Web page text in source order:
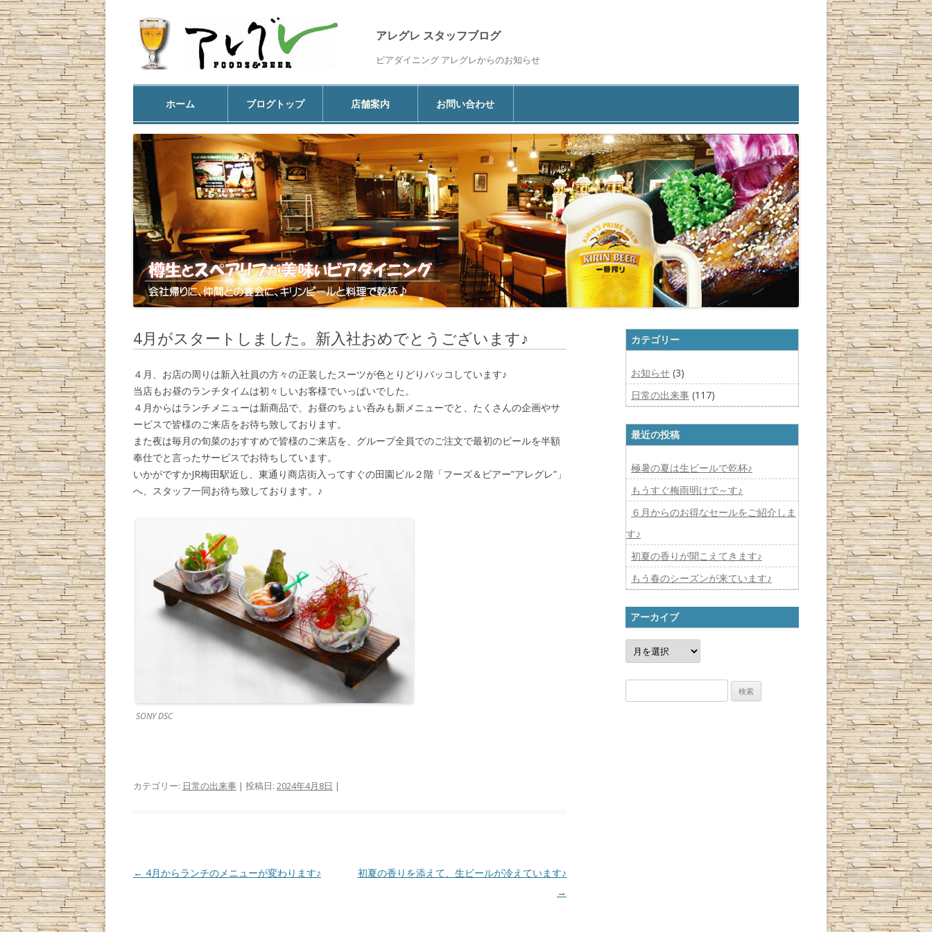
アレグレ スタッフブログ
ビアダイニング アレグレからのお知らせ
コ
ン
テ
ン
ツ
へ
移
ホーム ブログトップ 店舗案内 お問い合わせ
4月がスタートしました。新入社おめでとうございます♪
４月、お店の周りは新入社員の方々の正装したスーツが色とりどりバッコしています♪
当店もお昼のランチタイムは初々しいお客様でいっぱいでした。
４月からはランチメニューは新商品で、お昼のちょい呑みも新メニューでと、たくさんの企画やサ
ービスで皆様のご来店をお待ち致しております。
また夜は毎月の旬菜のおすすめで皆様のご来店を、グループ全員でのご注文で最初のビールを半額
奉仕でと言ったサービスでお待ちしています。
いかがですかJR梅田駅近し、東通り商店街入ってすぐの田園ビル２階「フーズ＆ビアー”アレグレ”」
へ、スタッフ一同お待ち致しております。♪
SONY DSC
カテゴリー: 日常の出来事 | 投稿日: 2024年4月8日 |
投
← 4月からランチのメニューが変わります♪
初夏の香りを添えて、生ビールが冷えています♪
→
カテゴリー
お知らせ (3)
日常の出来事 (117)
最近の投稿
極暑の夏は生ビールで乾杯♪
もうすぐ梅雨明けで～す♪
６月からのお得なセールをご紹介しま
す♪
初夏の香りが聞こえてきます♪
もう春のシーズンが来ています♪
アーカイブ
ア
ー
カ
ブ
索: